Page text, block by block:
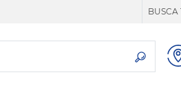
BUSCA
neumático